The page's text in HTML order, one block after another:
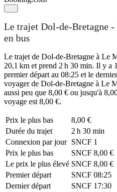
Le trajet Dol-de-Bretagne
en bus
Le trajet de Dol-de-Bretagne à Le
20,1 km et prend 2 h 30 min. Il y a
premier départ au 08:25 et le
voyager de Dol-de-Bretagne à Le
aussi peu que 8,00 € ou jusqu'à
voyage est 8,00 €.
Prix ​​le plus bas
8,00 €
Durée du trajet
2 h 30 min
Connexion par jour SNCF 1
Prix ​​le plus bas
SNCF 8,00 €
Le prix le plus élevé SNCF 8,00 €
Premier départ
SNCF 08:25
Dernier départ
SNCF 17:30